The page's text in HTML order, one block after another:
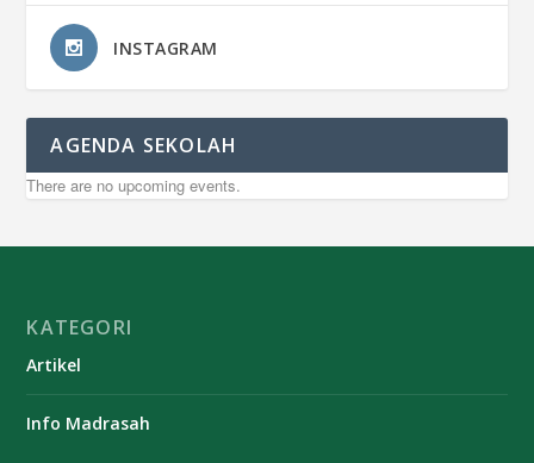
INSTAGRAM
AGENDA SEKOLAH
There are no upcoming events.
KATEGORI
Artikel
Info Madrasah